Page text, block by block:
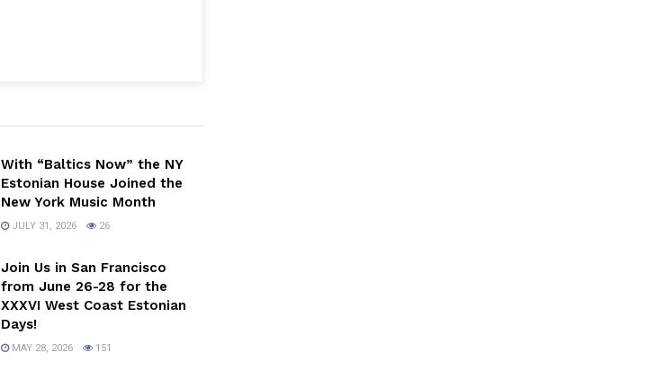
With “Baltics Now” the NY
Estonian House Joined the
New York Music Month
JULY 31, 2026 26
Join Us in San Francisco
from June 26-28 for the
XXXVI West Coast Estonian
Days!
MAY 28, 2026 151